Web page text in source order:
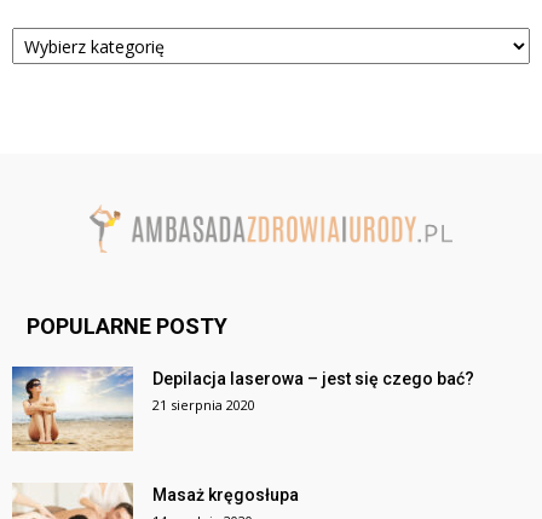
Kategorie
POPULARNE POSTY
Depilacja laserowa – jest się czego bać?
21 sierpnia 2020
Masaż kręgosłupa